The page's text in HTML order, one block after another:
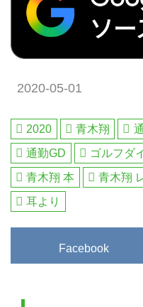
2020-05-01
2020 青木翔
通勤GD
ゴルフダ
青木翔 本
青木翔
耳より
Facebook